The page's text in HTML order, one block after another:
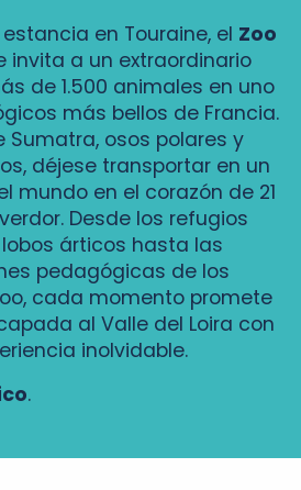
en Touraine, el Zoo
invita a un extraordinario
de 1.500 animales en uno
más bellos de Francia.
Sumatra, osos polares y
déjese transportar en un
mundo en el corazón de 21
Desde los refugios
árticos hasta las
pedagógicas de los
cada momento promete
al Valle del Loira con
inolvidable.
.